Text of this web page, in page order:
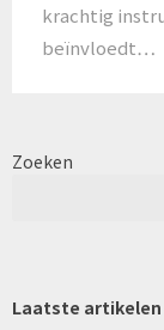
krachtig
beïnvloedt…
Zoeken
Laatste artikelen